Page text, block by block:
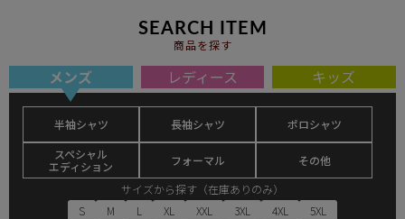
SEARCH ITEM
商品を探す
メンズ レディース キッズ
半袖シャツ 長袖シャツ
ポロシャツ
スペシャル
エディション
フォーマル
その他
サイズから探す（在庫ありのみ）
S
M L XL XXL 3XL 4XL
5XL